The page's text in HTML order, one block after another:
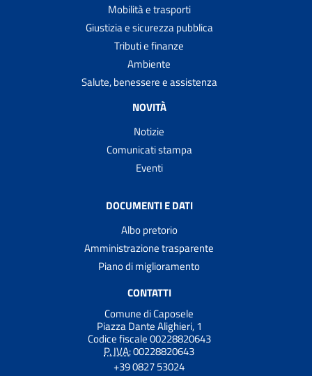
Mobilità e trasporti
Giustizia e sicurezza pubblica
Tributi e finanze
Ambiente
Salute, benessere e assistenza
NOVITÀ
Notizie
Comunicati stampa
Eventi
DOCUMENTI E DATI
Albo pretorio
Amministrazione trasparente
Piano di miglioramento
CONTATTI
Comune di Caposele
Piazza Dante Alighieri, 1
Codice fiscale 00228820643
P. IVA:00228820643
+39 0827 53024